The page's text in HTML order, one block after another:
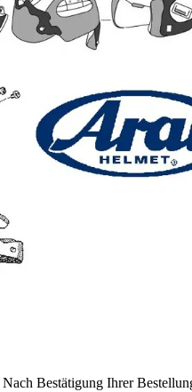
Nach Bestätigung Ihrer